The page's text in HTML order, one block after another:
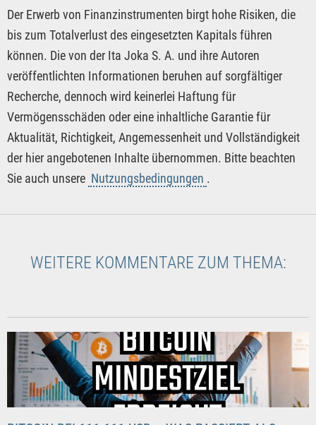
Der Erwerb von Finanzinstrumenten birgt hohe Risiken, die
bis zum Totalverlust des eingesetzten Kapitals führen
können. Die von der Ita Joka S. A. und ihre Autoren
veröffentlichten Informationen beruhen auf sorgfältiger
Recherche, dennoch wird keinerlei Haftung für
Vermögensschäden oder eine inhaltliche Garantie für
Aktualität, Richtigkeit, Angemessenheit und Vollständigkeit
der hier angebotenen Inhalte übernommen. Bitte beachten
Sie auch unsere Nutzungsbedingungen .
WEITERE KOMMENTARE ZUM THEMA: